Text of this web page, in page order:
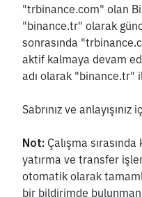
"trbinance.com" olan
"binance.tr" olarak
sonrasında
aktif kalmaya devam
adı olarak "binance.tr"
Sabrınız ve
Not: Çalışma
yatırma ve transfer
otomatik olarak
bir bildirimde